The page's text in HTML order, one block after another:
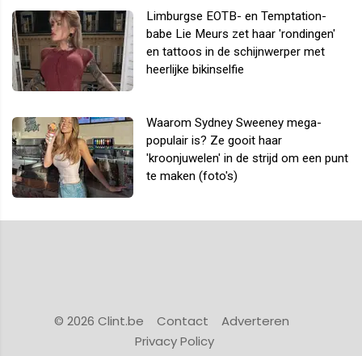
Limburgse EOTB- en Temptation-
babe Lie Meurs zet haar 'rondingen'
en tattoos in de schijnwerper met
heerlijke bikinselfie
Waarom Sydney Sweeney mega-
populair is? Ze gooit haar
'kroonjuwelen' in de strijd om een punt
te maken (foto's)
© 2026 Clint.be Contact
Adverteren
Privacy Policy